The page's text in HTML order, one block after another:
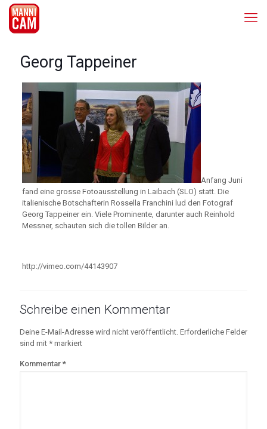
Georg Tappeiner
Anfang Juni
fand eine grosse Fotoausstellung in Laibach (SLO) statt. Die
italienische Botschafterin Rossella Franchini lud den Fotograf
Georg Tappeiner ein. Viele Prominente, darunter auch Reinhold
Messner, schauten sich die tollen Bilder an.
http://vimeo.com/44143907
Schreibe einen Kommentar
Deine E-Mail-Adresse wird nicht veröffentlicht. Erforderliche Felder
sind mit * markiert
Kommentar *